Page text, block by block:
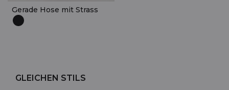
Gerade Hose mit Strass
GLEICHEN STILS